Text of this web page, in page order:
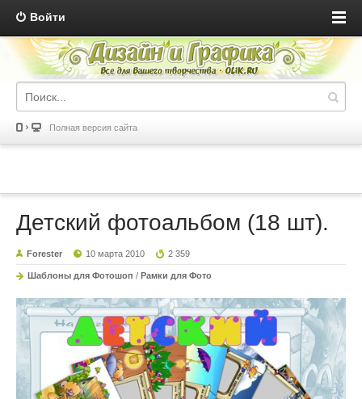
Войти
Полная версия сайта
Детский фотоальбом (18 шт).
Forester 10 марта 2010 2 359
Шаблоны для Фотошоп / Рамки для Фото